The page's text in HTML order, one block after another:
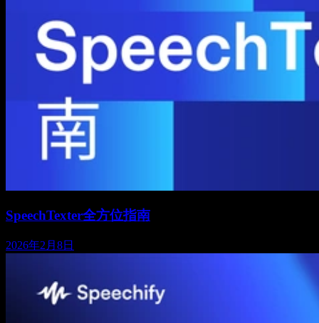
SpeechTexter全方位指南
2026年2月8日